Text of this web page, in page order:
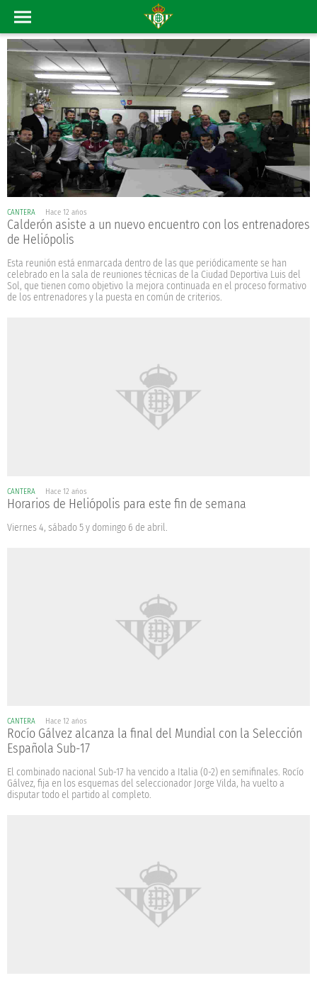
CANTERA Hace 12 años
Calderón asiste a un nuevo encuentro con los entrenadores
de Heliópolis
Esta reunión está enmarcada dentro de las que periódicamente se han
celebrado en la sala de reuniones técnicas de la Ciudad Deportiva Luis del
Sol, que tienen como objetivo la mejora continuada en el proceso formativo
de los entrenadores y la puesta en común de criterios.
CANTERA Hace 12 años
Horarios de Heliópolis para este fin de semana
Viernes 4, sábado 5 y domingo 6 de abril.
CANTERA Hace 12 años
Rocío Gálvez alcanza la final del Mundial con la Selección
Española Sub-17
El combinado nacional Sub-17 ha vencido a Italia (0-2) en semifinales. Rocío
Gálvez, fija en los esquemas del seleccionador Jorge Vilda, ha vuelto a
disputar todo el partido al completo.